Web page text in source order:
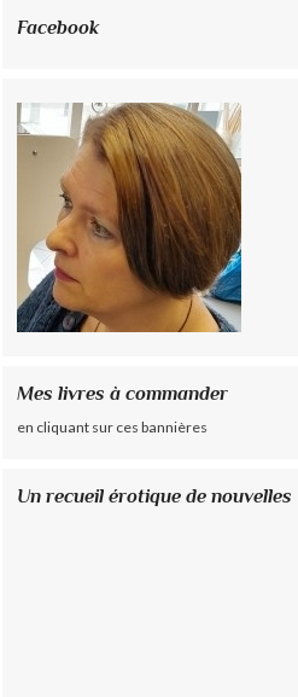
Facebook
Mes livres à commander
en cliquant sur ces bannières
Un recueil érotique de nouvelles